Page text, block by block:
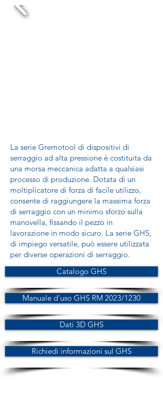
La serie Gremotool di dispositivi di
serraggio ad alta pressione è costituita da
una morsa meccanica adatta a qualsiasi
processo di produzione. Dotata di un
moltiplicatore di forza di facile utilizzo,
consente di raggiungere la massima forza
di serraggio con un minimo sforzo sulla
manovella, fissando il pezzo in
lavorazione in modo sicuro. La serie GHS,
di impiego versatile, può essere utilizzata
per diverse operazioni di serraggio.
Catalogo GHS
Manuale d'uso GHS RM 2023/1230
Dati 3D GHS
Richiedi informazioni sul GHS